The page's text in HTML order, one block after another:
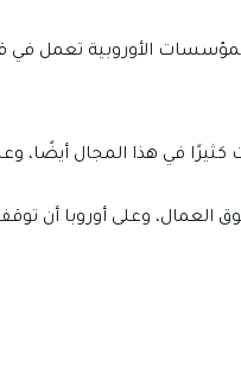
الأوروبية تعمل في
في هذا المجال أيضًا،
وعلى أوروبا أن توقف